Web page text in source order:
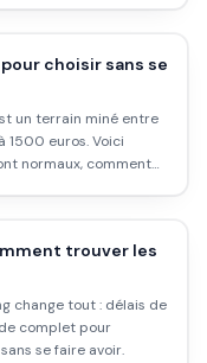
choisir sans se
un terrain miné entre
1500 euros. Voici
normaux, comment
trouver les
change tout : délais de
complet pour
se faire avoir.